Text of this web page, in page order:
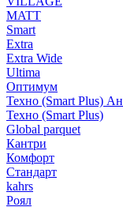
MATT
Smart
Extra
Extra Wide
Ultima
Оптимум
Техно (Smart Plus)
Техно (Smart Plus)
Global parquet
Кантри
Комфорт
Стандарт
kahrs
Роял